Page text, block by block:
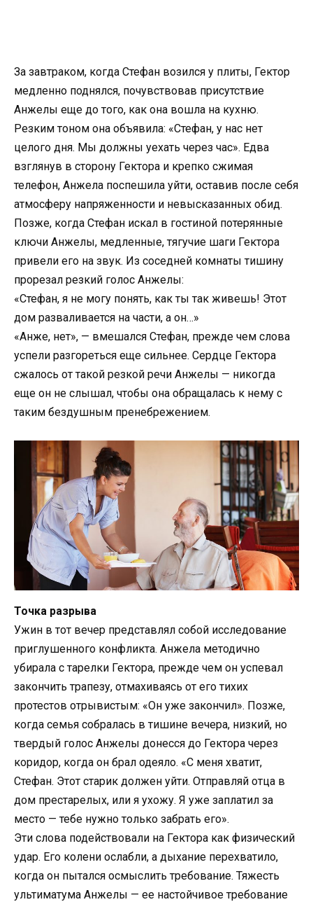
За завтраком, когда Стефан возился у плиты, Гектор
медленно поднялся, почувствовав присутствие
Анжелы еще до того, как она вошла на кухню.
Резким тоном она объявила: «Стефан, у нас нет
целого дня. Мы должны уехать через час». Едва
взглянув в сторону Гектора и крепко сжимая
телефон, Анжела поспешила уйти, оставив после себя
атмосферу напряженности и невысказанных обид.
Позже, когда Стефан искал в гостиной потерянные
ключи Анжелы, медленные, тягучие шаги Гектора
привели его на звук. Из соседней комнаты тишину
прорезал резкий голос Анжелы:
«Стефан, я не могу понять, как ты так живешь! Этот
дом разваливается на части, а он…»
«Анже, нет», — вмешался Стефан, прежде чем слова
успели разгореться еще сильнее. Сердце Гектора
сжалось от такой резкой речи Анжелы — никогда
еще он не слышал, чтобы она обращалась к нему с
таким бездушным пренебрежением.
Точка разрыва
Ужин в тот вечер представлял собой исследование
приглушенного конфликта. Анжела методично
убирала с тарелки Гектора, прежде чем он успевал
закончить трапезу, отмахиваясь от его тихих
протестов отрывистым: «Он уже закончил». Позже,
когда семья собралась в тишине вечера, низкий, но
твердый голос Анжелы донесся до Гектора через
коридор, когда он брал одеяло. «С меня хватит,
Стефан. Этот старик должен уйти. Отправляй отца в
дом престарелых, или я ухожу. Я уже заплатил за
место — тебе нужно только забрать его».
Эти слова подействовали на Гектора как физический
удар. Его колени ослабли, а дыхание перехватило,
когда он пытался осмыслить требование. Тяжесть
ультиматума Анжелы — ее настойчивое требование